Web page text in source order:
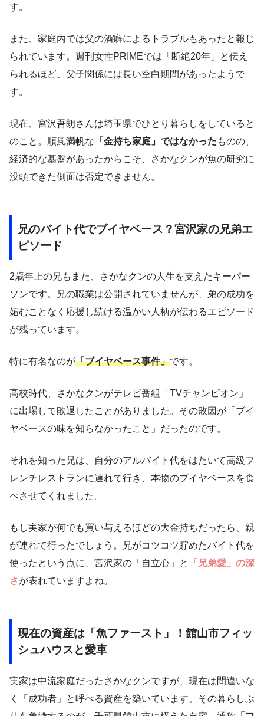
す。
また、家庭内では父の酒癖によるトラブルもあったと報じ
られています。週刊女性PRIMEでは「断絶20年」と伝え
られるほど、父子関係には長い空白期間があったようで
す。
現在、宮沢吾朗さんは埼玉県でひとり暮らしをしていると
のこと。順風満帆な 「金持ち家庭」ではなかった ものの、
経済的な基盤があったからこそ、さかなクンが魚の研究に
没頭できた側面は否定できません。
兄のバイト代でブイヤベース？宮沢家の兄弟エ
ピソード
2歳年上の兄もまた、さかなクンの人生を支えたキーパー
ソンです。兄の職業は公開されていませんが、弟の成功を
妬むことなく応援し続ける温かい人柄が伝わるエピソード
が残っています。
特に有名なのが「ブイヤベース事件」です。
高校時代、さかなクンがテレビ番組「TVチャンピオン」
に出場して敗退したことがありました。その敗因が「ブイ
ヤベースの味を知らなかったこと」だったのです。
それを知った兄は、自分のアルバイト代をはたいて高級フ
レンチレストランに連れて行き、本物のブイヤベースを食
べさせてくれました。
もし実家が何でも買い与えるほどの大金持ちだったら、親
が連れて行ったでしょう。兄がコツコツ貯めたバイト代を
使ったという点に、宮沢家の「自立心」と
「兄弟愛」の深
さが表れていますよね。
現在の資産は「魚ファースト」！館山市フィッ
シュハウスと愛車
実家は中流家庭だったさかなクンですが、現在は間違いな
く「成功者」と呼べる資産を築いています。その暮らしぶ